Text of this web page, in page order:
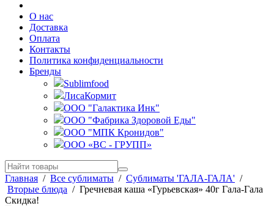
О нас
Доставка
Оплата
Контакты
Политика конфиденциальности
Бренды
Sublimfood
ЛисаКормит
ООО "Галактика Инк"
ООО "Фабрика Здоровой Еды"
ООО "МПК Кронидов"
ООО «ВС - ГРУПП»
Главная / Все сублиматы / Сублиматы 'ГАЛА-ГАЛА' /
Вторые блюда / Гречневая каша «Гурьевская» 40г Гала-Гала
Скидка!